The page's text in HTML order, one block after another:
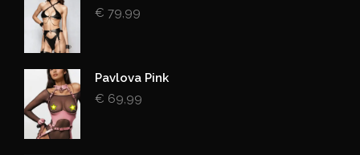
€ 79,99
Pavlova Pink
€ 69,99